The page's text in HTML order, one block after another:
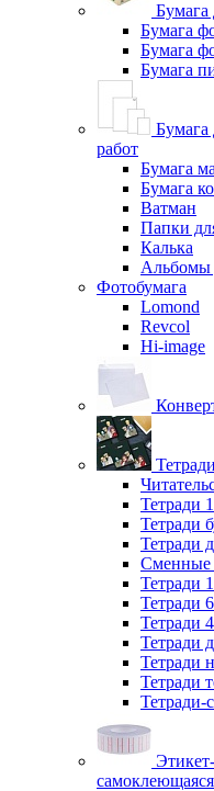
Бумага
Бумага
Бумага
Бумага
Бумага
работ
Бумага
Бумага
Ватман
Папки
Калька
Альбомы
Фотобумага
Lomond
Revcol
Hi-image
Тетради
Тетради
Тетради
Тетради
Сменные
Тетради
Тетради
Тетради
Тетради
Тетради
Тетради
Тетради-
самоклеющаяся